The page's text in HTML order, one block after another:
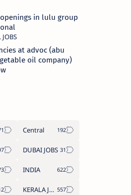
in lulu group
at advoc (abu
oil company)
Central
DUBAI JOBS
INDIA
KERALA JOBS